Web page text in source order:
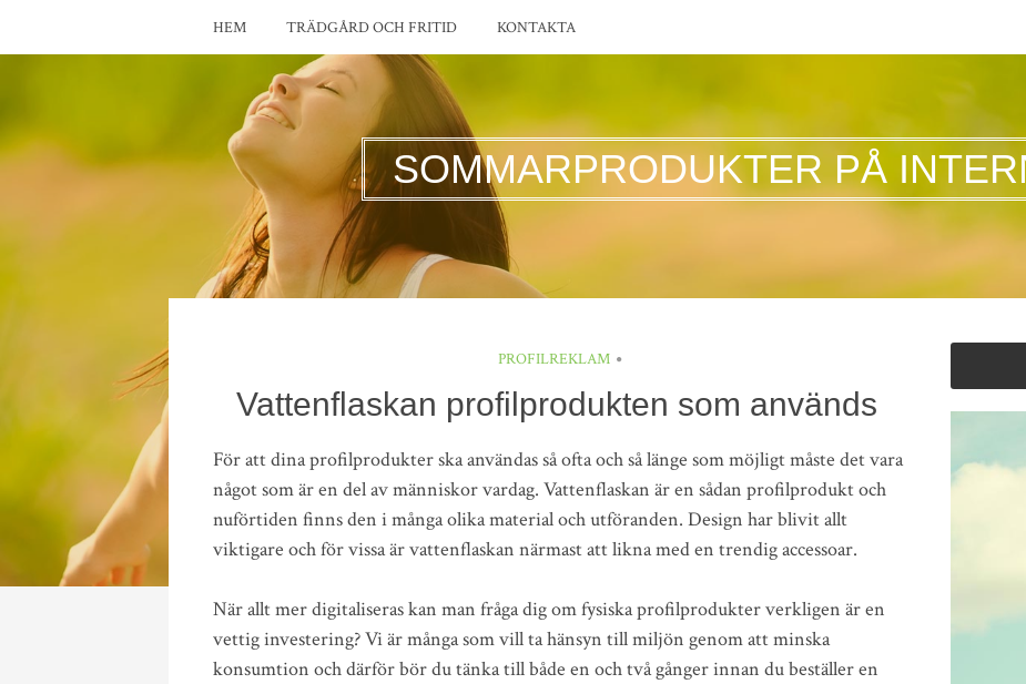
HEM TRÄDGÅRD OCH FRITID KONTAKTA
SOMMARPRODUKTER PÅ
PROFILREKLAM
Vattenflaskan profilprodukten som används
För att dina profilprodukter ska användas så ofta och så länge som möjligt måste det vara
något som är en del av människor vardag. Vattenflaskan är en sådan profilprodukt och
nuförtiden finns den i många olika material och utföranden. Design har blivit allt
viktigare och för vissa är vattenflaskan närmast att likna med en trendig accessoar.
När allt mer digitaliseras kan man fråga dig om fysiska profilprodukter verkligen är en
vettig investering? Vi är många som vill ta hänsyn till miljön genom att minska
konsumtion och därför bör du tänka till både en och två gånger innan du beställer en